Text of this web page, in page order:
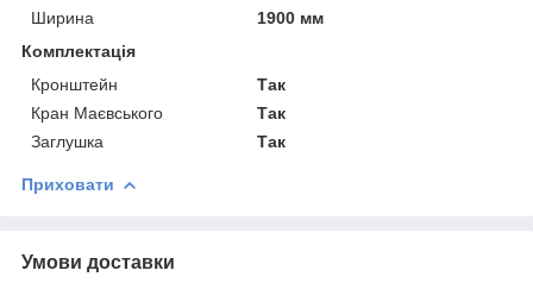
Ширина
1900 мм
Комплектація
Кронштейн
Так
Кран Маєвського
Так
Заглушка
Так
Приховати
Умови доставки